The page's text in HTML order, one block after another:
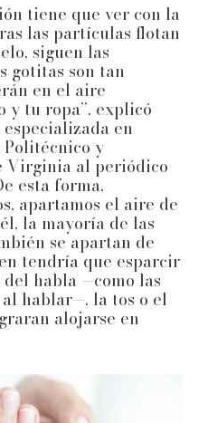
tiene que ver con la
las partículas flotan
siguen las
gotitas son tan
en el aire
y tu ropa”, explicó
en
y
Virginia al periódico
esta forma,
apartamos el aire de
la mayoría de las
se apartan de
tendría que esparcir
del habla —como las
hablar—, la tos o el
alojarse en